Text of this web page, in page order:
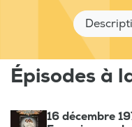
Épisodes à
16 décembre